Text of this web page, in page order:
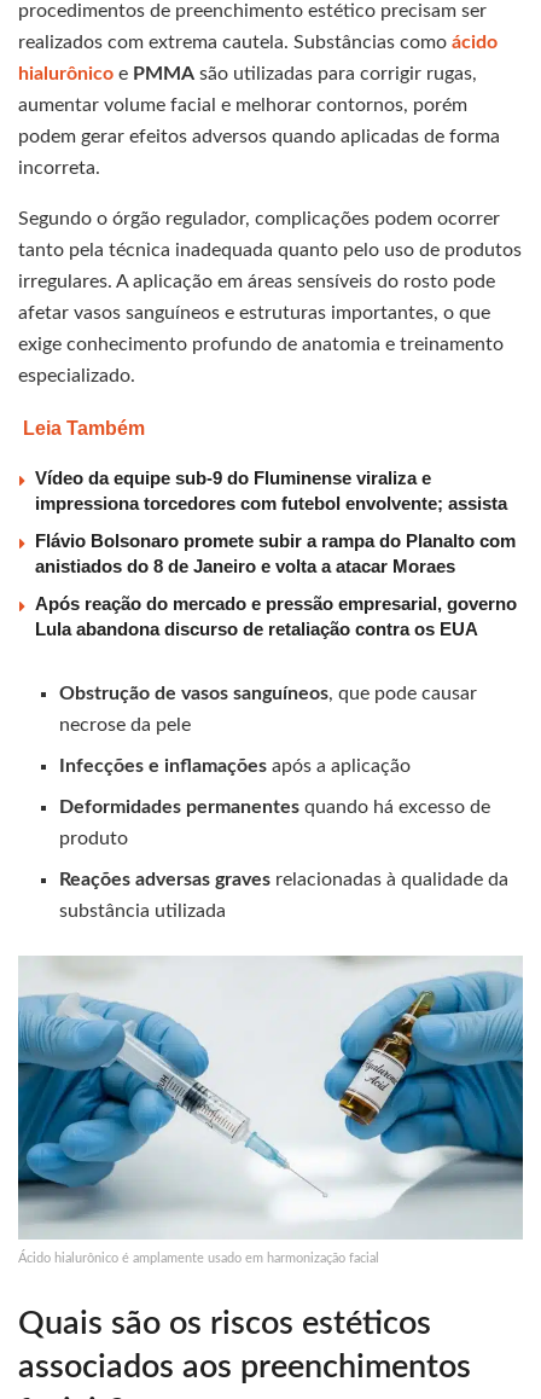
procedimentos de preenchimento estético precisam ser
realizados com extrema cautela. Substâncias como ácido
hialurônico e PMMA são utilizadas para corrigir rugas,
aumentar volume facial e melhorar contornos, porém
podem gerar efeitos adversos quando aplicadas de forma
incorreta.
Segundo o órgão regulador, complicações podem ocorrer
tanto pela técnica inadequada quanto pelo uso de produtos
irregulares. A aplicação em áreas sensíveis do rosto pode
afetar vasos sanguíneos e estruturas importantes, o que
exige conhecimento profundo de anatomia e treinamento
especializado.
Leia Também
Vídeo da equipe sub-9 do Fluminense viraliza e
impressiona torcedores com futebol envolvente; assista
Flávio Bolsonaro promete subir a rampa do Planalto com
anistiados do 8 de Janeiro e volta a atacar Moraes
Após reação do mercado e pressão empresarial, governo
Lula abandona discurso de retaliação contra os EUA
Obstrução de vasos sanguíneos, que pode causar
necrose da pele
Infecções e inflamações após a aplicação
Deformidades permanentes quando há excesso de
produto
Reações adversas graves relacionadas à qualidade da
substância utilizada
Ácido hialurônico é amplamente usado em harmonização facial
Quais são os riscos estéticos
associados aos preenchimentos